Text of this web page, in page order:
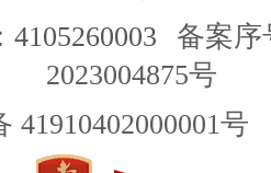
备案序
2023004875号
41910402000001号